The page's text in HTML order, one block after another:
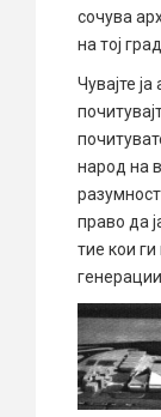
сочува
на тој
Чувајте
народ на
право да
тие кои